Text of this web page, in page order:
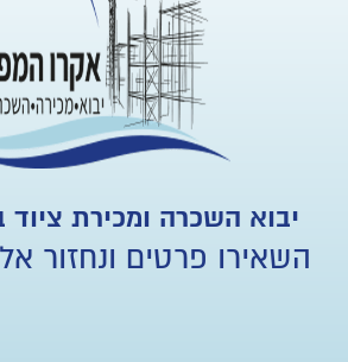
יבוא השכרה ומכירת ציוד
השאירו פרטים ונחזור